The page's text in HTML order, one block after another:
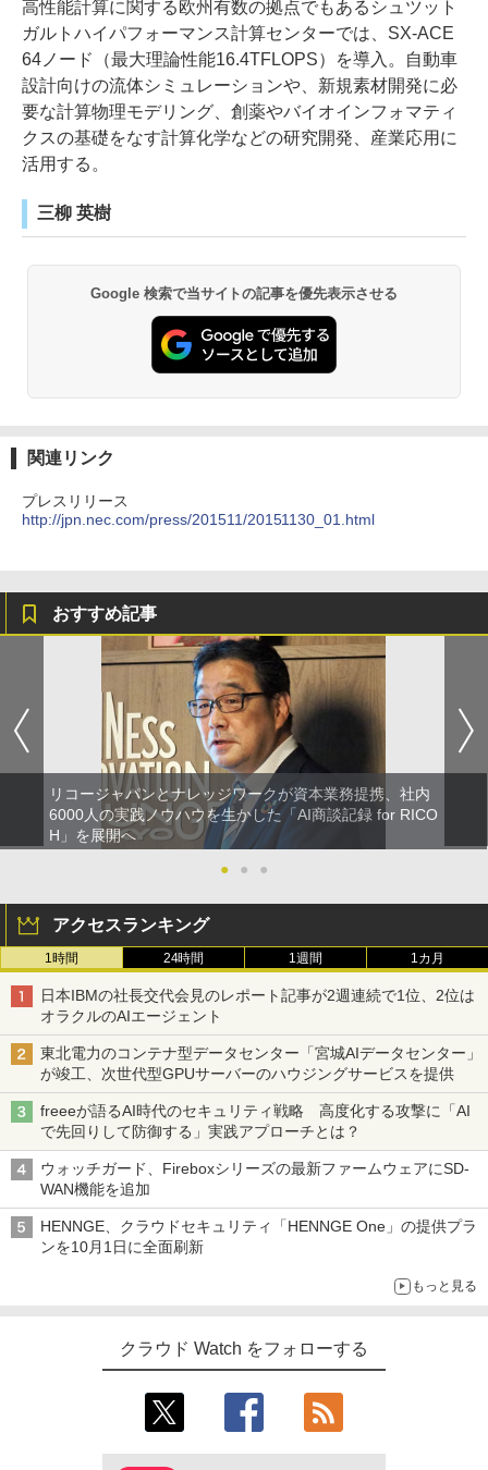
高性能計算に関する欧州有数の拠点でもあるシュツット
ガルトハイパフォーマンス計算センターでは、SX-ACE
64ノード（最大理論性能16.4TFLOPS）を導入。自動車
設計向けの流体シミュレーションや、新規素材開発に必
要な計算物理モデリング、創薬やバイオインフォマティ
クスの基礎をなす計算化学などの研究開発、産業応用に
活用する。
三柳 英樹
Google 検索で当サイトの記事を優先表示させる
関連リンク
プレスリリース
http://jpn.nec.com/press/201511/20151130_01.html
おすすめ記事
リコージャパンとナレッジワークが資本業務提携、社内
6000人の実践ノウハウを生かした「AI商談記録 for RICO
H」を展開へ
●
● ●
アクセスランキング
1時間 24時間 1週間 1カ月
日本IBMの社長交代会見のレポート記事が2週連続で1位、2位は
オラクルのAIエージェント
東北電力のコンテナ型データセンター「宮城AIデータセンター」
が竣工、次世代型GPUサーバーのハウジングサービスを提供
freeeが語るAI時代のセキュリティ戦略 高度化する攻撃に「AI
で先回りして防御する」実践アプローチとは？
ウォッチガード、Fireboxシリーズの最新ファームウェアにSD-
WAN機能を追加
HENNGE、クラウドセキュリティ「HENNGE One」の提供プラ
ンを10月1日に全面刷新
もっと見る
クラウド Watch をフォローする